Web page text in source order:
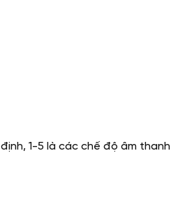
1-5 là các chế độ âm